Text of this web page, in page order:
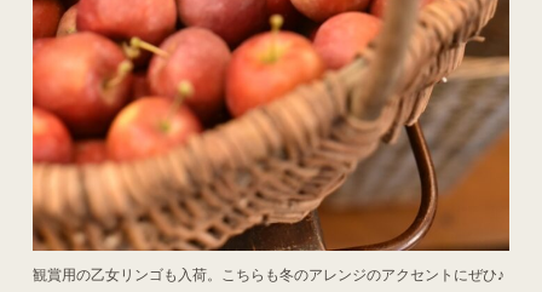
観賞用の乙女リンゴも入荷。こちらも冬のアレンジのアクセントにぜひ♪